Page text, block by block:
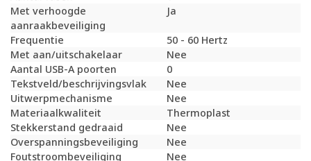
Met verhoogde
aanraakbeveiliging
Ja
Frequentie
50 - 60 Hertz
Met aan/uitschakelaar
Nee
Aantal USB-A poorten
0
Tekstveld/beschrijvingsvlak
Nee
Uitwerpmechanisme
Nee
Materiaalkwaliteit
Thermoplast
Stekkerstand gedraaid
Nee
Overspanningsbeveiliging
Nee
Foutstroombeveiliging
Nee